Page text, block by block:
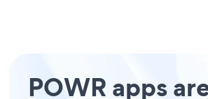
POWR apps